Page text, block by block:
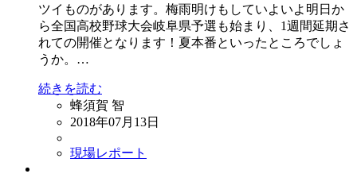
ツイものがあります。梅雨明けもしていよいよ明日か
ら全国高校野球大会岐阜県予選も始まり、1週間延期さ
れての開催となります！夏本番といったところでしょ
うか。…
続きを読む
蜂須賀 智
2018年07月13日
現場レポート